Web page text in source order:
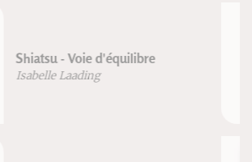
Manuel pratique d'acupuncture
en obstétrique
Augusta Guiraud-Sobral